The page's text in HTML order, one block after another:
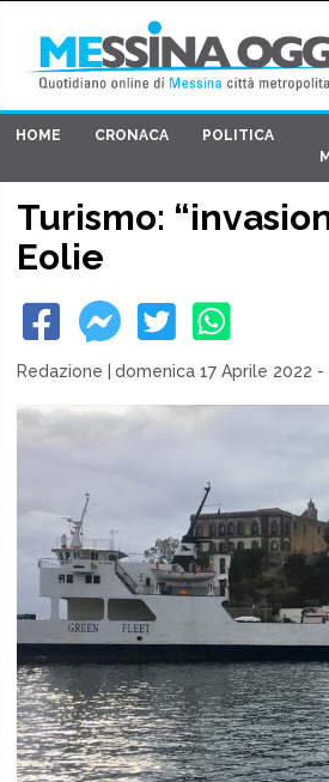
HOME CRONACA
POLITICA
Turismo:
Eolie
Redazione domenica 17 Aprile 2022 -